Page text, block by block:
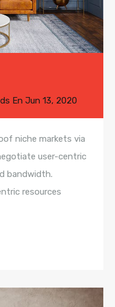
En Jun 13, 2020
niche markets via
user-centric
bandwidth.
resources